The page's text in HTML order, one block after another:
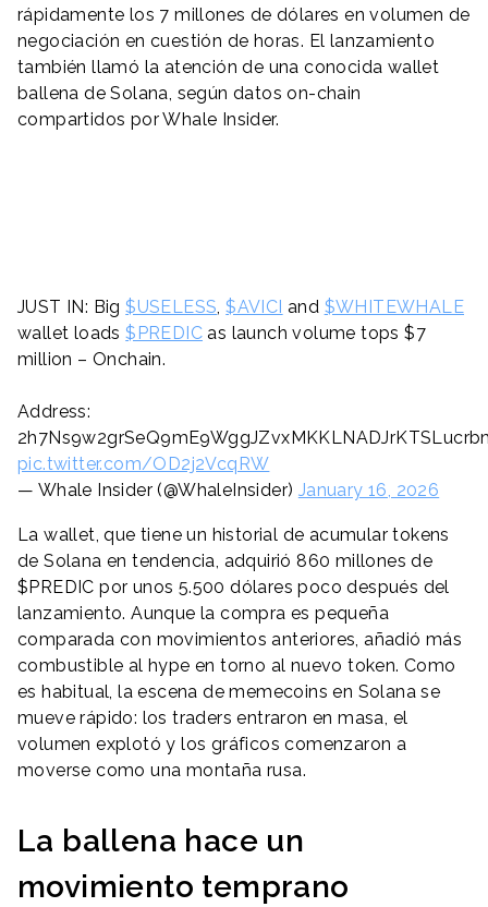
rápidamente los 7 millones de dólares en volumen de
negociación en cuestión de horas. El lanzamiento
también llamó la atención de una conocida wallet
ballena de Solana, según datos on-chain
compartidos por Whale Insider.
JUST IN: Big$USELESS ,$AVICI and $WHITEWHALE
wallet loads$PREDIC as launch volume tops $7
million – Onchain.
Address:
pic.twitter.com/OD2j2VcqRW
— Whale Insider (@WhaleInsider) January 16, 2026
La wallet, que tiene un historial de acumular tokens
de Solana en tendencia, adquirió 860 millones de
$PREDIC por unos 5.500 dólares poco después del
lanzamiento. Aunque la compra es pequeña
comparada con movimientos anteriores, añadió más
combustible al hype en torno al nuevo token. Como
es habitual, la escena de memecoins en Solana se
mueve rápido: los traders entraron en masa, el
volumen explotó y los gráficos comenzaron a
moverse como una montaña rusa.
La ballena hace un
movimiento temprano